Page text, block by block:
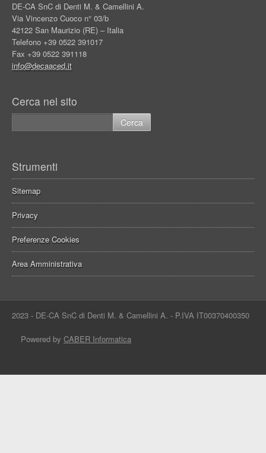
DE-CA SnC di Denti M. & Camellini A.
Via Vincenzo Cuoco n° 03/b
42122 San Maurizio (RE) – Italia
Telefono +39 0522 391017
Fax +39 0522 391118
info@decaaced.it
Cerca nel sito
Strumenti
Sitemap
Privacy
Preferenze Cookies
Area Amministrativa
2023 - DE-CA SnC di Denti M. & Camellini A. - P.IVA IT00370400350
Powered by CABER Informatica